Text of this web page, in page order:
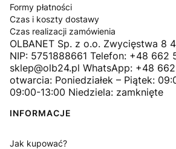
Formy płatności
Czas i koszty dostawy
Czas realizacji zamówienia
OLBANET Sp. z o.o. Zwycięstwa 8
NIP: 5751888661 Telefon: +48 662
sklep@olb24.pl WhatsApp: +48
otwarcia: Poniedziałek – Piątek:
09:00-13:00 Niedziela: zamknięte
INFORMACJE
Jak kupować?